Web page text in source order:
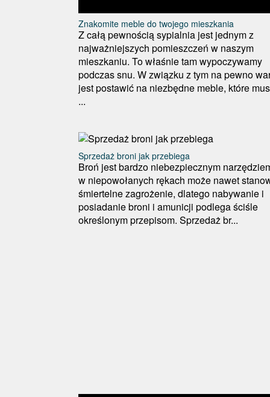
Znakomite meble do twojego mieszkania
Z całą pewnością sypialnia jest jednym z
najważniejszych pomieszczeń w naszym
mieszkaniu. To właśnie tam wypoczywamy
podczas snu. W związku z tym na pewno
jest postawić na niezbędne meble, które
...
Sprzedaż broni jak przebiega
Broń jest bardzo niebezpiecznym
w niepowołanych rękach może nawet
śmiertelne zagrożenie, dlatego nabywanie i
posiadanie broni i amunicji podlega ściśle
określonym przepisom. Sprzedaż br...